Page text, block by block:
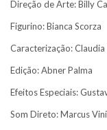
Direção de Arte: Billy
Figurino: Bianca Scorza
Caracterização: Claudia
Edição: Abner Palma
Efeitos Especiais:
Som Direto: Marcus